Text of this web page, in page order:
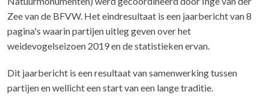
Zee van de BFVW. Het eindresultaat is een jaarbericht van 8
pagina's waarin partijen uitleg geven over het
weidevogelseizoen 2019 en de statistieken ervan.
Dit jaarbericht is een resultaat van samenwerking tussen
partijen en wellicht een start van een lange traditie.